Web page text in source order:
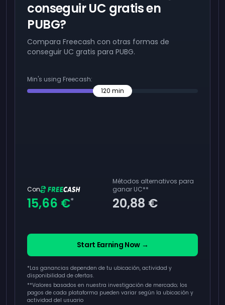
conseguir UC gratis en
PUBG?
Compara Freecash con otras formas de
conseguir UC gratis para PUBG.
Min's using Freecash:
120 min
Con
15,66 €*
Métodos alternativos para
ganar UC**
20,88 €
Start Earning Now →
*Las ganancias dependen de tu ubicación, actividad y
disponibilidad de ofertas.
**Valores basados en nuestra investigación de mercado; los
pagos de cada plataforma pueden variar según la ubicación y
actividad del usuario